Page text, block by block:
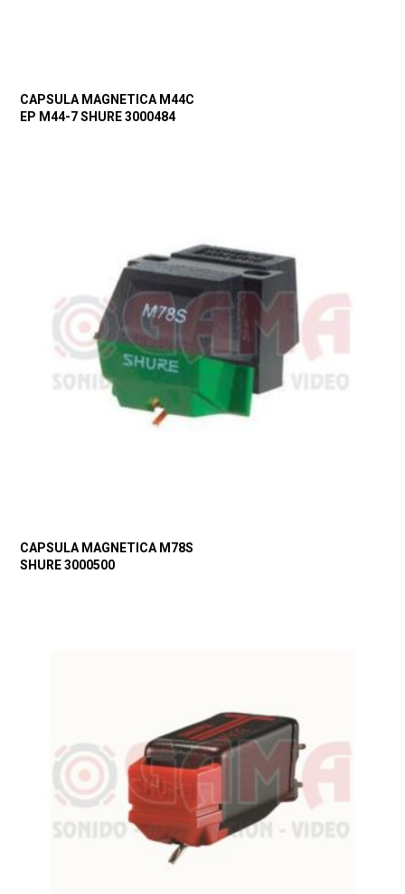
CAPSULA MAGNETICA M44C
EP M44-7 SHURE 3000484
CAPSULA MAGNETICA M78S
SHURE 3000500